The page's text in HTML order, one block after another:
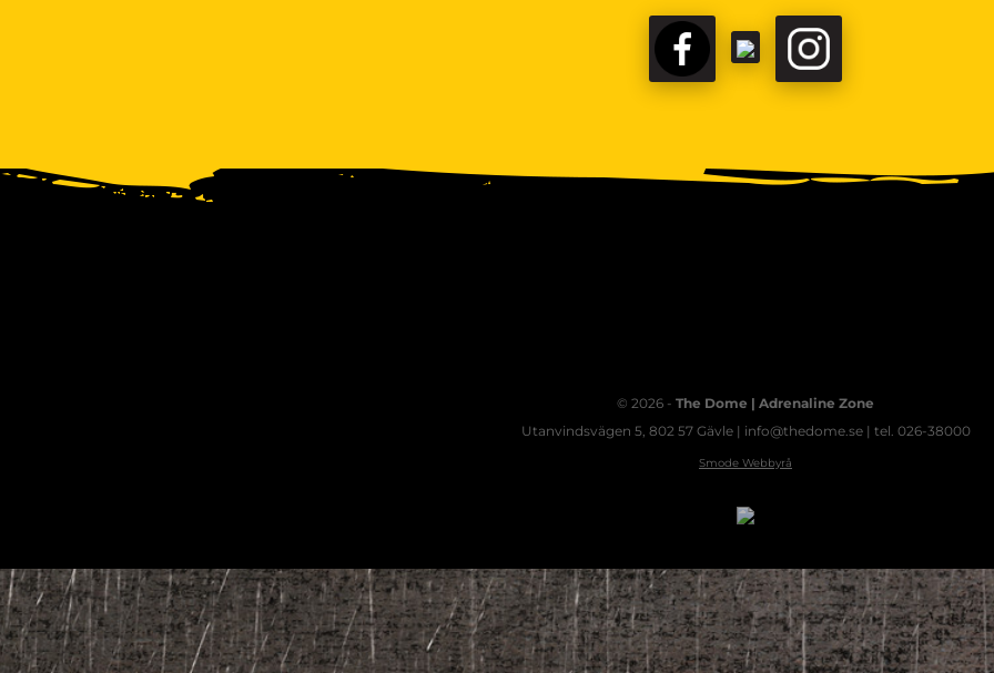
FACEBOOKTIKTOK
© 2026 - The Dome | Adrenaline Zone
Utanvindsvägen 5, 802 57 Gävle | info@thedome.se | tel. 026-38000
Smode Webbyrå